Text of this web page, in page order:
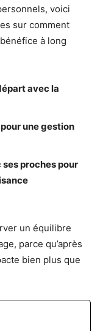
voici
sur comment
à long
avec la
une gestion
proches pour
un équilibre
parce qu’après
bien plus que